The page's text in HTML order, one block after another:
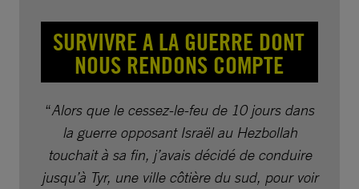
SURVIVRE A LA GUERRE DONT
NOUS RENDONS COMPTE
“Alors que le cessez-le-feu de 10 jours dans
la guerre opposant Israël au Hezbollah
touchait à sa fin, j’avais décidé de conduire
jusqu’à Tyr, une ville côtière du sud, pour voir